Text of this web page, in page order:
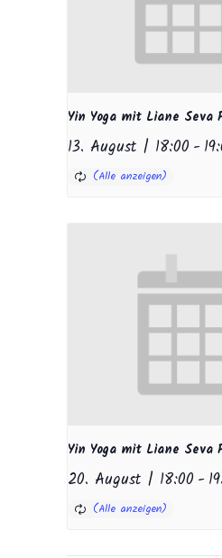
Yin Yoga mit Liane Seva
13. August | 18:00 -
Yin Yoga mit Liane Seva
20. August | 18:00 -